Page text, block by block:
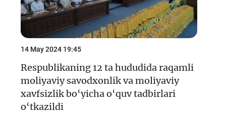
14 May 2024 19:45
Respublikaning 12 ta hududida raqamli
moliyaviy savodxonlik va moliyaviy
xavfsizlik bo‘yicha o‘quv tadbirlari
o‘tkazildi